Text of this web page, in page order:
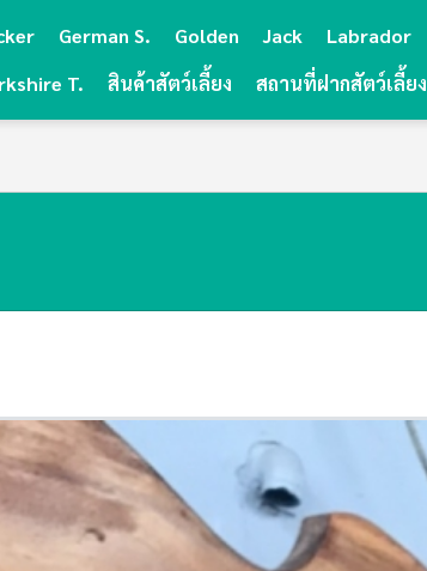
German S. Golden Jack Labrador
T. สินค้าสัตว์เลี้ยง สถานที่ฝากสัตว์เลี้ยง